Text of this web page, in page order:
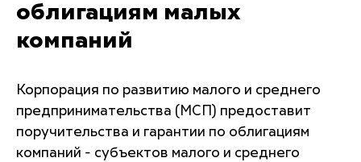
облигациям малых
компаний
Корпорация по развитию малого и среднего
предпринимательства (МСП) предоставит
поручительства и гарантии по облигациям
компаний - субъектов малого и среднего